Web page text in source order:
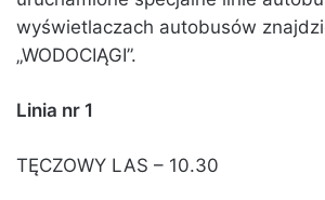
wyświetlaczach autobusów
„WODOCIĄGI”.
Linia nr 1
TĘCZOWY LAS – 10.30